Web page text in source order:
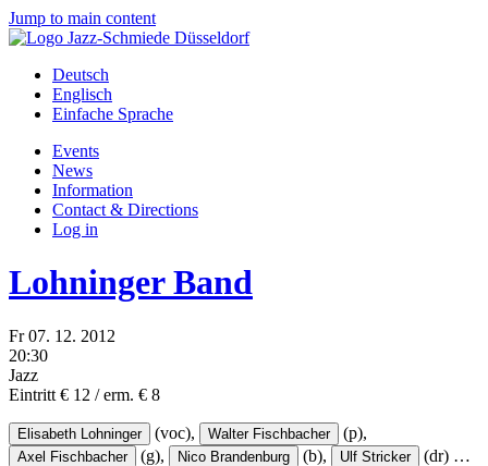
Jump to main content
Deutsch
Englisch
Einfache Sprache
Events
News
Information
Contact & Directions
Log in
Lohninger Band
Fr 07. 12. 2012
20:30
Jazz
Eintritt € 12 / erm. € 8
Elisabeth Lohninger (voc), Walter Fischbacher (p),
Axel Fischbacher (g), Nico Brandenburg (b), Ulf Stricker (dr) …